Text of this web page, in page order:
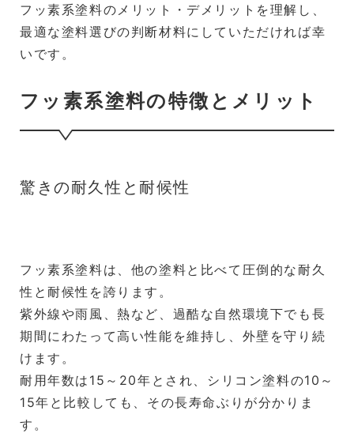
フッ素系塗料のメリット・デメリットを理解し、
最適な塗料選びの判断材料にしていただければ幸
いです。
フッ素系塗料の特徴とメリット
驚きの耐久性と耐候性
フッ素系塗料は、他の塗料と比べて圧倒的な耐久
性と耐候性を誇ります。
紫外線や雨風、熱など、過酷な自然環境下でも長
期間にわたって高い性能を維持し、外壁を守り続
けます。
耐用年数は15～20年とされ、シリコン塗料の10～
15年と比較しても、その長寿命ぶりが分かりま
す。